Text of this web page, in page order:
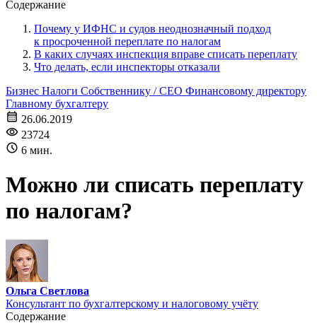
Содержание
Почему у ИФНС и судов неоднозначный подход
к просроченной переплате по налогам
В каких случаях инспекция вправе списать переплату
Что делать, если инспекторы отказали
Бизнес Налоги Собственнику / CEO Финансовому директору
Главному бухгалтеру
26.06.2019
23724
6 мин.
Можно ли списать переплату
по налогам?
Ольга Светлова
Консультант по бухгалтерскому и налоговому учёту
Содержание